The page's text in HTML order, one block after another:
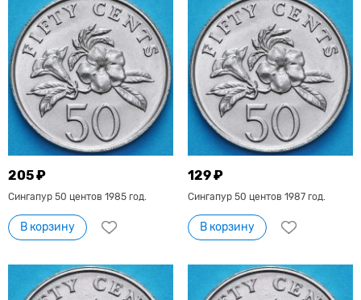
205 ₽
Сингапур 50 центов 1985 год.
В корзину
129 ₽
Сингапур 50 центов 1987 год.
В корзину